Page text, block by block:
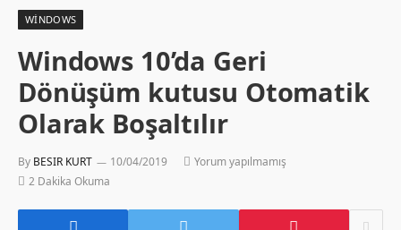
WINDOWS
Windows 10’da Geri
Dönüşüm kutusu Otomatik
Olarak Boşaltılır
By BESIR KURT 10/04/2019
Yorum yapılmamış
2 Dakika Okuma